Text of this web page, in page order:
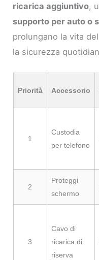
ricarica aggiuntivo,
supporto per auto o
prolungano la vita
la sicurezza
Priorità Accessorio
1
Custodia
per telefono
2
Proteggi
schermo
3
Cavo di
ricarica di
riserva